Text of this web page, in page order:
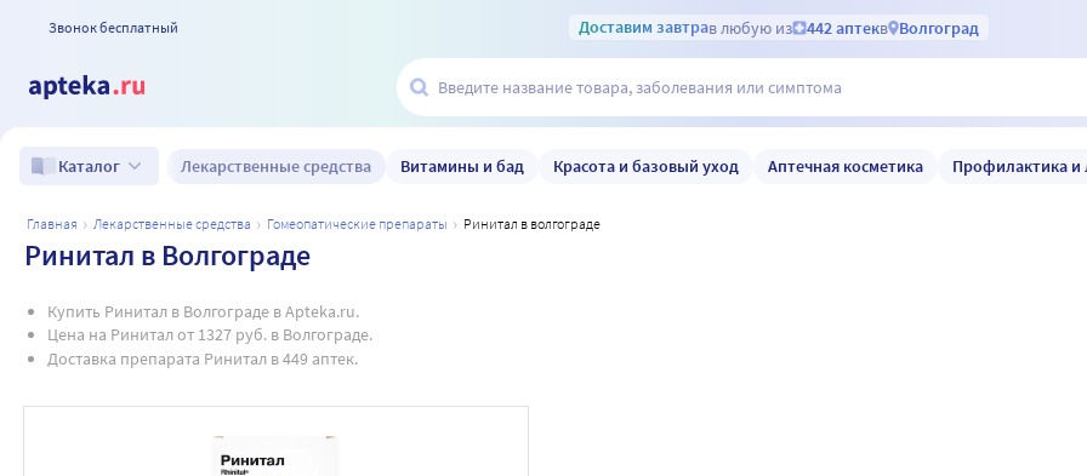
Звонок бесплатный Доставим завтрав любую из 442 аптекв Волгоград
Каталог Лекарственные средства Витамины и бад Красота и базовый уход Аптечная косметика Профилактика и
главная лекарственные средства гомеопатические препараты ринитал в волгограде
Ринитал в Волгограде
Купить Ринитал в Волгограде в Apteka.ru.
Цена на Ринитал от 1327 руб. в Волгограде.
Доставка препарата Ринитал в 449 аптек.